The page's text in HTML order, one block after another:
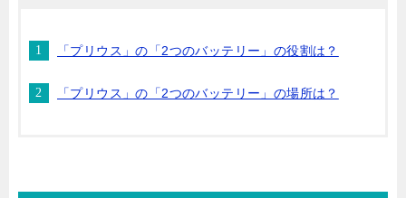
「プリウス」の「2つのバッテリー」の役割は？
「プリウス」の「2つのバッテリー」の場所は？